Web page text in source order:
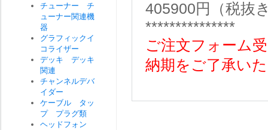
405900円（税抜
***************
ご注文フォーム
納期をご了承い
チューナー チ
ューナー関連機
器
グラフィックイ
コライザー
デッキ デッキ
関連
チャンネルデバ
イダー
ケーブル タッ
プ プラグ類
ヘッドフォン